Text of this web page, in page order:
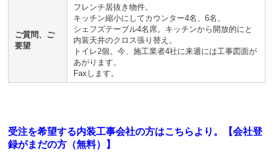
ご質問、ご
要望
フレンチ居抜き物件。
キッチン縮小にしてカウンター4名、6名。
シェフズテーブル4名席。キッチンから開放的にと
内装天井のクロス張り替え。
トイレ2個。今、施工業者4社に来週には工事図面が
あがります。
Faxします。
受注を希望する内装工事会社の方はこちらより。【会社登
録がまだの方（無料）】